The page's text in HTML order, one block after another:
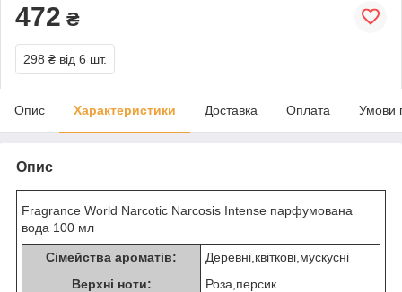
472 ₴
298 ₴ від 6 шт.
Опис Характеристики Доставка Оплата Умови
Опис
Fragrance World Narcotic Narcosis Intense парфумована
вода 100 мл
Сімейства ароматів:
Деревні,квіткові,мускусні
Верхні ноти:
Роза,персик